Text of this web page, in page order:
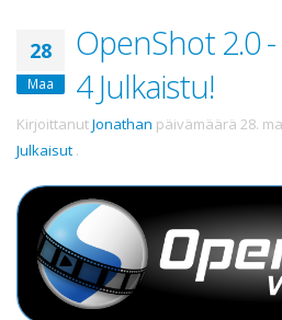
28
Maa
OpenShot 2.0
4 Julkaistu!
KirjoittanutJonathan päivämäärä 28.
Julkaisut .